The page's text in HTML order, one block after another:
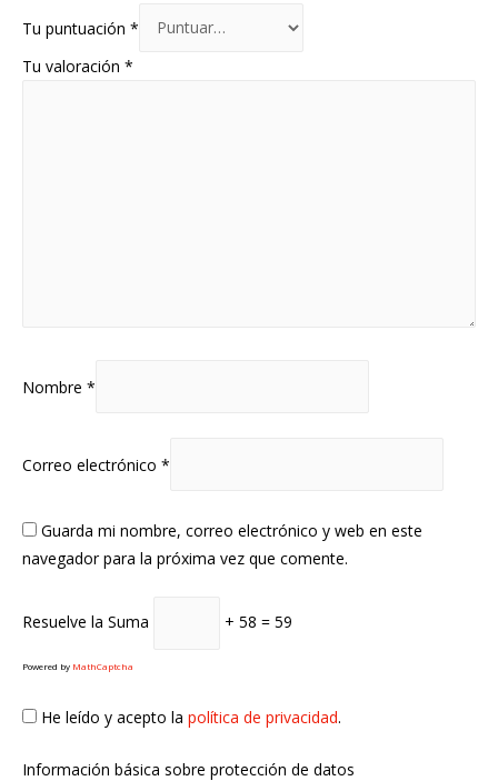
Tu puntuación *
Tu valoración *
Nombre *
Correo electrónico *
Guarda mi nombre, correo electrónico y web en este
navegador para la próxima vez que comente.
Resuelve la Suma + 58 = 59
Powered by MathCaptcha
He leído y acepto la política de privacidad.
Información básica sobre protección de datos